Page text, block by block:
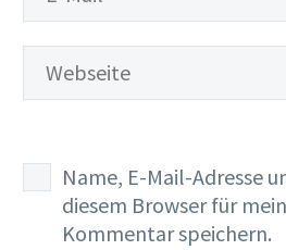
Name, E-Mail-Adresse
diesem Browser für
Kommentar speichern.